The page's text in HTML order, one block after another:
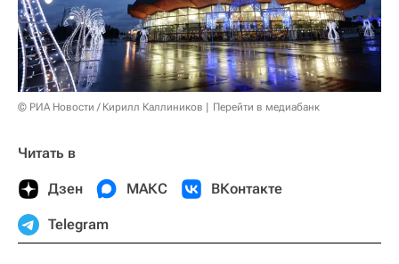
© РИА Новости / Кирилл Каллиников Перейти в медиабанк
Читать в
Дзен МАКС ВКонтакте
Telegram